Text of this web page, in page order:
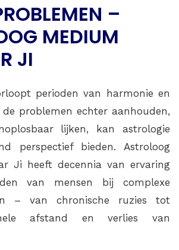
–
MEDIUM
JI
perioden van harmonie en
de problemen echter aanhouden,
lijken, kan astrologie
perspectief bieden. Astroloog
Ji heeft decennia van ervaring
van mensen bij complexe
– van chronische ruzies tot
afstand en verlies van